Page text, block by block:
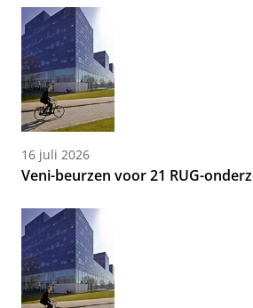
16 juli 2026
Veni-beurzen voor 21 RUG-